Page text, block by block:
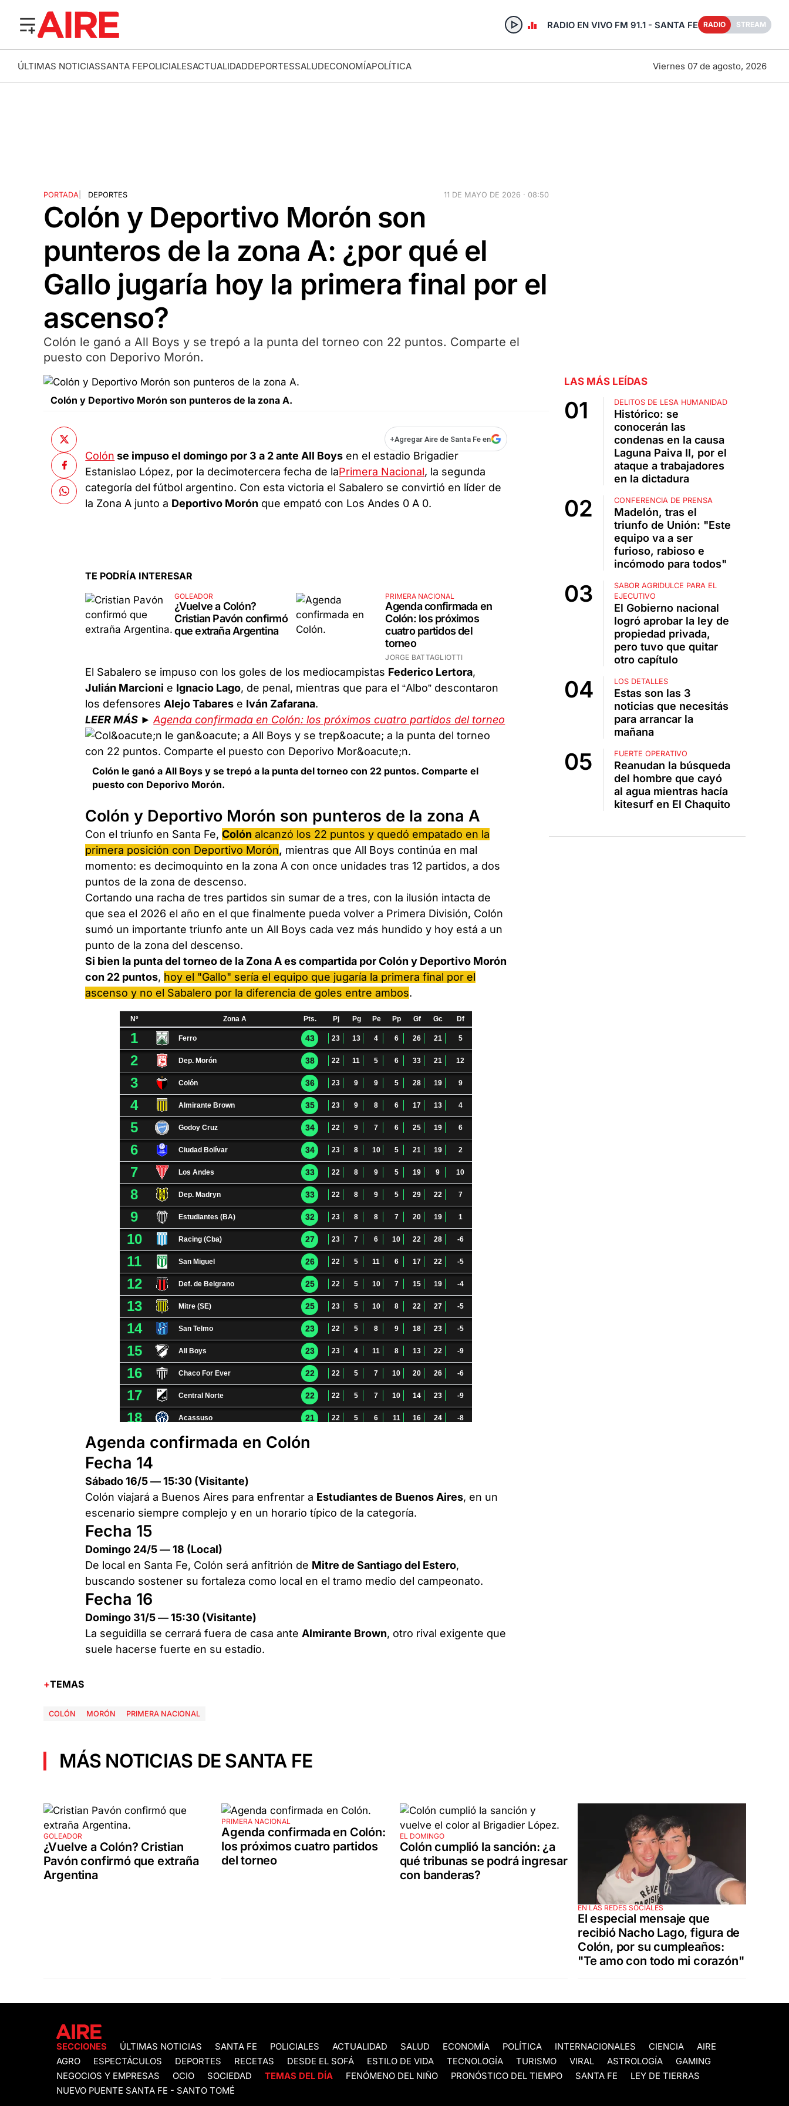
RADIO EN VIVO FM 91.1 - SANTA FE RADIO STREAM
ÚLTIMAS NOTICIASSANTA FEPOLICIALESACTUALIDADDEPORTESSALUDECONOMÍAPOLÍTICA Viernes 07 de agosto, 2026
PORTADA| DEPORTES 11 DE MAYO DE 2026 · 08:50
Colón y Deportivo Morón son
punteros de la zona A: ¿por qué el
Gallo jugaría hoy la primera final por el
ascenso?
Colón le ganó a All Boys y se trepó a la punta del torneo con 22 puntos. Comparte el
puesto con Deporivo Morón.
Colón y Deportivo Morón son punteros de la zona A.
+Agregar Aire de Santa Fe en
Colón se impuso el domingo por 3 a 2 ante All Boys en el estadio Brigadier
Estanislao López, por la decimotercera fecha de laPrimera Nacional, la segunda
categoría del fútbol argentino. Con esta victoria el Sabalero se convirtió en líder de
la Zona A junto a Deportivo Morón que empató con Los Andes 0 A 0.
TE PODRÍA INTERESAR
GOLEADOR
¿Vuelve a Colón?
Cristian Pavón confirmó
que extraña Argentina
PRIMERA NACIONAL
Agenda confirmada en
Colón: los próximos
cuatro partidos del
torneo
JORGE BATTAGLIOTTI
El Sabalero se impuso con los goles de los mediocampistas Federico Lertora,
Julián Marcioni e Ignacio Lago, de penal, mientras que para el “Albo” descontaron
los defensoresAlejo Tabares e Iván Zafarana.
LEER MÁS ►Agenda confirmada en Colón: los próximos cuatro partidos del torneo
Colón le ganó a All Boys y se trepó a la punta del torneo con 22 puntos. Comparte el
puesto con Deporivo Morón.
Colón y Deportivo Morón son punteros de la zona A
Con el triunfo en Santa Fe,Colón alcanzó los 22 puntos y quedó empatado en la
primera posición con Deportivo Morón, mientras que All Boys continúa en mal
momento: es decimoquinto en la zona A con once unidades tras 12 partidos, a dos
puntos de la zona de descenso.
Cortando una racha de tres partidos sin sumar de a tres, con la ilusión intacta de
que sea el 2026 el año en el que finalmente pueda volver a Primera División, Colón
sumó un importante triunfo ante un All Boys cada vez más hundido y hoy está a un
punto de la zona del descenso.
Si bien la punta del torneo de la Zona A es compartida por Colón y Deportivo Morón
con 22 puntos, hoy el "Gallo" sería el equipo que jugaría la primera final por el
ascenso y no el Sabalero por la diferencia de goles entre ambos.
Agenda confirmada en Colón
Fecha 14
Sábado 16/5 — 15:30 (Visitante)
Colón viajará a Buenos Aires para enfrentar a Estudiantes de Buenos Aires, en un
escenario siempre complejo y en un horario típico de la categoría.
Fecha 15
Domingo 24/5 — 18 (Local)
De local en Santa Fe, Colón será anfitrión de Mitre de Santiago del Estero,
buscando sostener su fortaleza como local en el tramo medio del campeonato.
Fecha 16
Domingo 31/5 — 15:30 (Visitante)
La seguidilla se cerrará fuera de casa anteAlmirante Brown, otro rival exigente que
suele hacerse fuerte en su estadio.
LAS MÁS LEÍDAS
DELITOS DE LESA HUMANIDAD
Histórico: se
conocerán las
condenas en la causa
Laguna Paiva II, por el
ataque a trabajadores
en la dictadura
CONFERENCIA DE PRENSA
Madelón, tras el
triunfo de Unión: "Este
equipo va a ser
furioso, rabioso e
incómodo para todos"
SABOR AGRIDULCE PARA EL
EJECUTIVO
El Gobierno nacional
logró aprobar la ley de
propiedad privada,
pero tuvo que quitar
otro capítulo
LOS DETALLES
Estas son las 3
noticias que necesitás
para arrancar la
mañana
FUERTE OPERATIVO
Reanudan la búsqueda
del hombre que cayó
al agua mientras hacía
kitesurf en El Chaquito
TEMAS
COLÓN MORÓN PRIMERA NACIONAL
MÁS NOTICIAS DE SANTA FE
GOLEADOR
¿Vuelve a Colón? Cristian
Pavón confirmó que extraña
Argentina
PRIMERA NACIONAL
Agenda confirmada en Colón:
los próximos cuatro partidos
del torneo
EL DOMINGO
Colón cumplió la sanción: ¿a
qué tribunas se podrá ingresar
con banderas?
EN LAS REDES SOCIALES
El especial mensaje que
recibió Nacho Lago, figura de
Colón, por su cumpleaños:
"Te amo con todo mi corazón"
SECCIONES ÚLTIMAS NOTICIAS SANTA FE POLICIALES ACTUALIDAD SALUD ECONOMÍA POLÍTICA INTERNACIONALES CIENCIA
AIRE
AGRO
ESPECTÁCULOS DEPORTES RECETAS DESDE EL SOFÁ ESTILO DE VIDA TECNOLOGÍA TURISMO VIRAL ASTROLOGÍA
GAMING
NEGOCIOS Y EMPRESAS
OCIO SOCIEDAD TEMAS DEL DÍA FENÓMENO DEL NIÑO PRONÓSTICO DEL TIEMPO SANTA FE
LEY DE TIERRAS
NUEVO PUENTE SANTA FE - SANTO TOMÉ